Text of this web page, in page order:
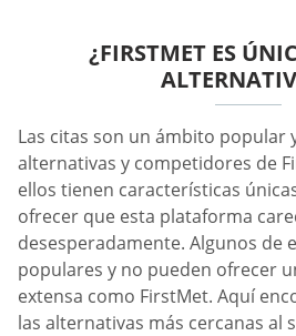
¿FIRSTMET ES
Las citas son un ámbito popular
alternativas y competidores de
ellos tienen características
ofrecer que esta plataforma
desesperadamente. Algunos de
populares y no pueden ofrecer
extensa como FirstMet. Aquí
las alternativas más cercanas al